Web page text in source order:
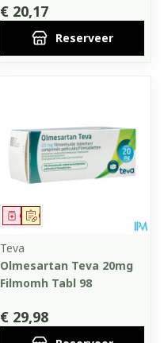
€ 20,17
Reserveer
Op voorschrift
Geneesmiddel
Teva
Olmesartan Teva 20mg
Filmomh Tabl 98
€ 29,98